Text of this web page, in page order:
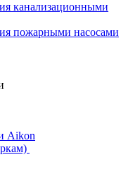
канализационными
пожарными насосами
Aikon